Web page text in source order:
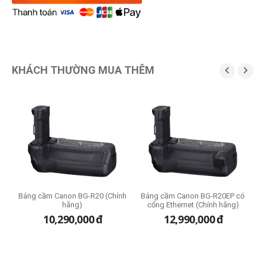
KHÁCH THƯỜNG MUA THÊM  
Báng cầm Canon BG-R20 (Chính
hãng)
10,290,000đ
Báng cầm Canon BG-R20EP có
cổng Ethernet (Chính hãng)
12,990,000đ